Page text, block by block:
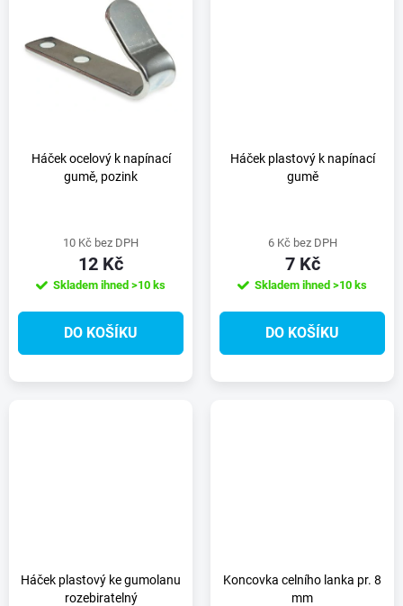
Háček ocelový k napínací
gumě, pozink
10 Kč bez DPH
12 Kč
Skladem ihned >10 ks
DO KOŠÍKU
Háček plastový k napínací
gumě
6 Kč bez DPH
7 Kč
Skladem ihned >10 ks
DO KOŠÍKU
Háček plastový ke gumolanu
rozebiratelný
Koncovka celního lanka pr. 8
mm